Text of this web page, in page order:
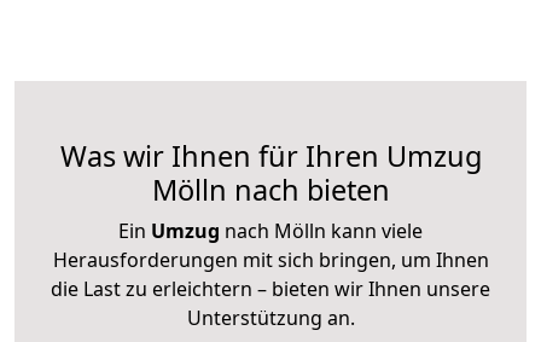
Was wir Ihnen für Ihren Umzug
Mölln nach bieten
Ein Umzug nach Mölln kann viele
Herausforderungen mit sich bringen, um Ihnen
die Last zu erleichtern – bieten wir Ihnen unsere
Unterstützung an.